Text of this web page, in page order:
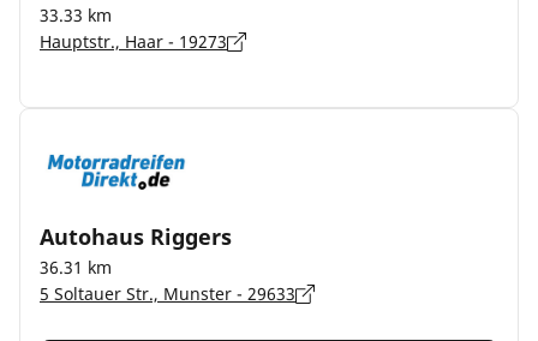
33.33 km
Hauptstr., Haar - 19273
Autohaus Riggers
36.31 km
5 Soltauer Str., Munster - 29633